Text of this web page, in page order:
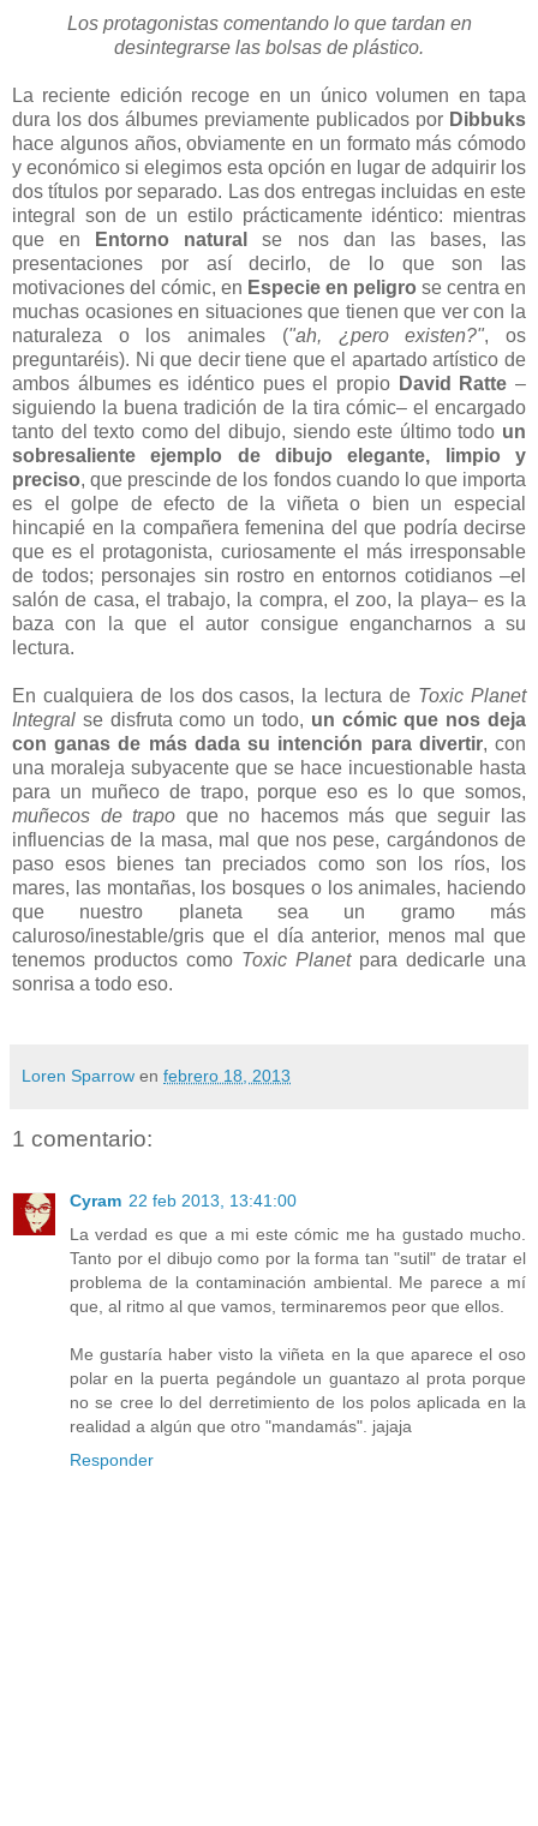
Los protagonistas comentando lo que tardan en
desintegrarse las bolsas de plástico.
La reciente edición recoge en un único volumen en tapa
dura los dos álbumes previamente publicados por Dibbuks
hace algunos años, obviamente en un formato más cómodo
y económico si elegimos esta opción en lugar de adquirir los
dos títulos por separado. Las dos entregas incluidas en este
integral son de un estilo prácticamente idéntico: mientras
que en
Entorno natural
se nos dan las bases, las
presentaciones por así decirlo, de lo que son las
motivaciones del cómic, en Especie en peligro se centra en
muchas ocasiones en situaciones que tienen que ver con la
naturaleza o los animales ("ah, ¿pero existen?", os
preguntaréis). Ni que decir tiene que el apartado artístico de
ambos álbumes es idéntico pues el propio David Ratte –
siguiendo la buena tradición de la tira cómic– el encargado
tanto del texto como del dibujo, siendo este último todo un
sobresaliente ejemplo de dibujo elegante, limpio y
preciso, que prescinde de los fondos cuando lo que importa
es el golpe de efecto de la viñeta o bien un especial
hincapié en la compañera femenina del que podría decirse
que es el protagonista, curiosamente el más irresponsable
de todos; personajes sin rostro en entornos cotidianos –el
salón de casa, el trabajo, la compra, el zoo, la playa– es la
baza con la que el autor consigue engancharnos a su
lectura.
En cualquiera de los dos casos, la lectura de Toxic Planet
Integral se disfruta como un todo, un cómic que nos deja
con ganas de más dada su intención para divertir, con
una moraleja subyacente que se hace incuestionable hasta
para un muñeco de trapo, porque eso es lo que somos,
muñecos de trapo que no hacemos más que seguir las
influencias de la masa, mal que nos pese, cargándonos de
paso esos bienes tan preciados como son los ríos, los
mares, las montañas, los bosques o los animales, haciendo
que nuestro planeta sea un gramo más
caluroso/inestable/gris que el día anterior, menos mal que
tenemos productos como Toxic Planetpara dedicarle una
sonrisa a todo eso.
Loren Sparrow en febrero 18, 2013
1 comentario:
Cyram 22 feb 2013, 13:41:00
La verdad es que a mi este cómic me ha gustado mucho.
Tanto por el dibujo como por la forma tan "sutil" de tratar el
problema de la contaminación ambiental. Me parece a mí
que, al ritmo al que vamos, terminaremos peor que ellos.
Me gustaría haber visto la viñeta en la que aparece el oso
polar en la puerta pegándole un guantazo al prota porque
no se cree lo del derretimiento de los polos aplicada en la
realidad a algún que otro "mandamás". jajaja
Responder